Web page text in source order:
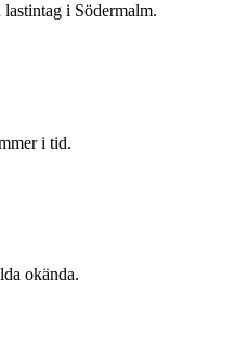
i Södermalm.
i tid.
okända.